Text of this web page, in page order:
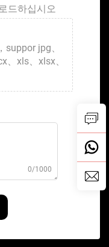
드하십시오
jpg、
、xls、xlsx、
0/1000